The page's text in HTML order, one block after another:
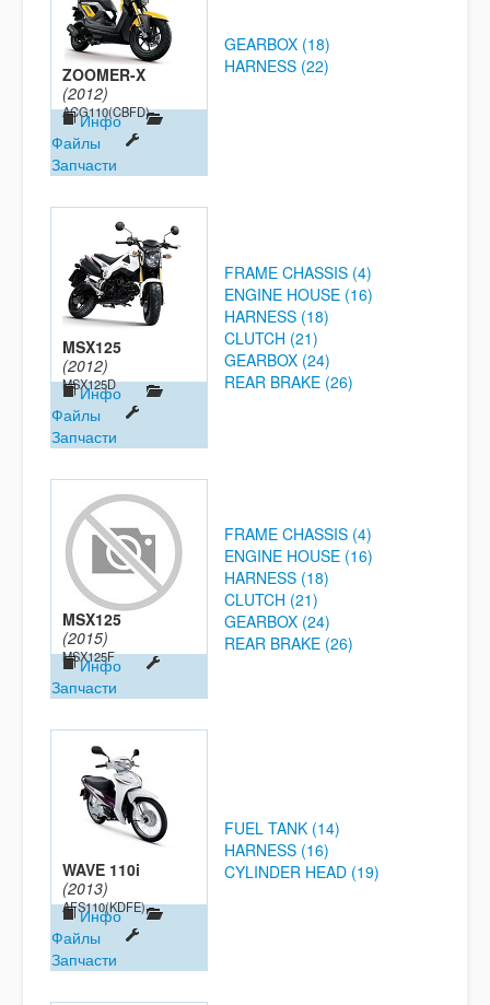
ZOOMER-X
(2012)
ACG110(CBFD)
Инфо
Файлы
Запчасти
GEARBOX (18)
HARNESS (22)
MSX125
(2012)
MSX125D
Инфо
Файлы
Запчасти
FRAME CHASSIS (4)
ENGINE HOUSE (16)
HARNESS (18)
CLUTCH (21)
GEARBOX (24)
REAR BRAKE (26)
MSX125
(2015)
MSX125F
Инфо
Запчасти
FRAME CHASSIS (4)
ENGINE HOUSE (16)
HARNESS (18)
CLUTCH (21)
GEARBOX (24)
REAR BRAKE (26)
WAVE 110i
(2013)
AFS110(KDFE)
Инфо
Файлы
Запчасти
FUEL TANK (14)
HARNESS (16)
CYLINDER HEAD (19)